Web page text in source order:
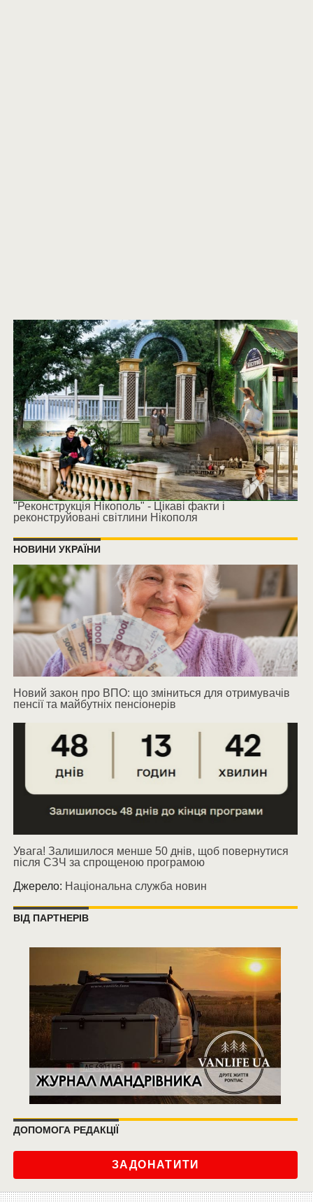
"Реконструкція Нікополь" - Цікаві факти і
реконструйовані світлини Нікополя
НОВИНИ УКРАЇНИ
Новий закон про ВПО: що зміниться для отримувачів
пенсії та майбутніх пенсіонерів
Увага! Залишилося менше 50 днів, щоб повернутися
після СЗЧ за спрощеною програмою
Джерело: Національна служба новин
ВІД ПАРТНЕРІВ
ДОПОМОГА РЕДАКЦІЇ
ЗАДОНАТИТИ